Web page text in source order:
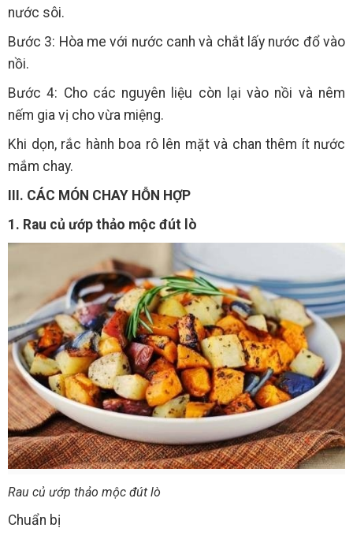
nước sôi.
Bước 3: Hòa me với nước canh và chắt lấy nước đổ vào
nồi.
Bước 4: Cho các nguyên liệu còn lại vào nồi và nêm
nếm gia vị cho vừa miệng.
Khi dọn, rắc hành boa rô lên mặt và chan thêm ít nước
mắm chay.
III. CÁC MÓN CHAY HỖN HỢP
1. Rau củ ướp thảo mộc đút lò
Rau củ ướp thảo mộc đút lò
Chuẩn bị